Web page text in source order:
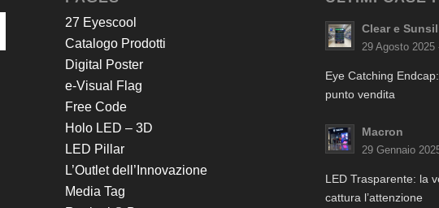
27 Eyescool
Catalogo Prodotti
Digital Poster
e-Visual Flag
Free Code
Holo LED – 3D
LED Pillar
L’Outlet dell’Innovazione
Media Tag
Clear e
29 Agosto 2025
Eye Catching
punto vendita
Macron
29 Gennaio
LED Trasparente: la
cattura l’attenzione